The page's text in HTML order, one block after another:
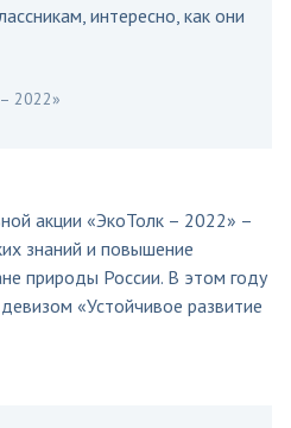
интересно, как они
2022»
акции «ЭкоТолк – 2022» –
знаний и повышение
природы России. В этом году
«Устойчивое развитие